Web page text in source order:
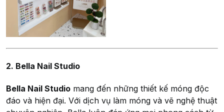
2. Bella Nail Studio
Bella Nail Studio mang đến những thiết kế móng độc
đáo và hiện đại. Với dịch vụ làm móng và vẽ nghệ thuật